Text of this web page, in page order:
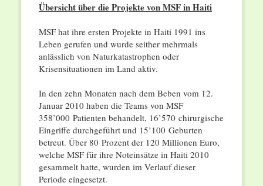
Übersicht über die Projekte von MSF in Haiti
MSF hat ihre ersten Projekte in Haiti 1991 ins
Leben gerufen und wurde seither mehrmals
anlässlich von Naturkatastrophen oder
Krisensituationen im Land aktiv.
In den zehn Monaten nach dem Beben vom 12.
Januar 2010 haben die Teams von MSF
358’000 Patienten behandelt, 16’570 chirurgische
Eingriffe durchgeführt und 15’100 Geburten
betreut. Über 80 Prozent der 120 Millionen Euro,
welche MSF für ihre Noteinsätze in Haiti 2010
gesammelt hatte, wurden im Verlauf dieser
Periode eingesetzt.